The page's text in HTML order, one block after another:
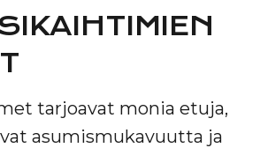
tarjoavat monia etuja,
asumismukavuutta ja